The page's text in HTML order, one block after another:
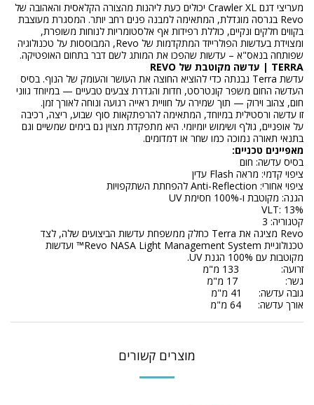
מעריצי דגם Crawler XL יכולים כעת ליהנות מהצורה הקלאסית והאהובה של
Revo בגרסה מוגדלת, המתאימה למבנה פנים רחב יותר. המסגרת מעוצבת
בקווים חלקים ונקיים, כוללת רפידות אף אלסטומריות לנוחות משופרת,
ומצוידת בעדשות הפולרייזד המתקדמות של Revo, המבוססות על טכנולוגיה
שפותחה בנאס"א – עדשות שהפכו את המותג לשם דבר בתחום האופטיקה.
TERRA | עדשה מקוטבת של REVO
עדשת Terra נבנתה כדי להוציא החוצה את העושר והעומק של הנוף. בסיס
העדשה החום משפר קונטרסט, חדות והגדרת צבעים טבעיים — במיוחד גווני
חום, צהוב וירוק — תוך שמירה על חוויית ראייה רגועה ונוחה לאורך זמן.
זו עדשה ורסטילית במיוחד, המתאימה להרפתקאות סוף שבוע, ריצה, רכיבה
על אופניים, גולף ושימוש יומיומי. היא מתפקדת מצוין גם בימים שמשיים וגם
בתנאי תאורה נמוכה כמו שחר או דמדומים.
מאפיינים טכניים:
בסיס עדשה: חום
ציפוי קדמי: מראה Flash עדין
ציפוי אחורי: Anti-Reflection להפחתת השתקפויות
הגנה: מקוטבת ו-100% חסימת UV
VLT: 13%
קטגוריה: 3
Revo מציגה את Terra כחלק ממשפחת עדשות הביצועים שלה, לצד
טכנולוגיית Revo NASA Light Management System™ ועדשות
מקוטבות עם 100% הגנת UV.
זרועה: 133 מ"מ
גשר: 17 מ"מ
גובה עדשה: 41 מ"מ
אורך עדשה: 64 מ"מ
מוצרים קשורים